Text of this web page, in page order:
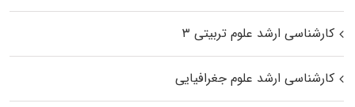
کارشناسی ارشد علوم تربیتی ۳
کارشناسی ارشد علوم جغرافیایی